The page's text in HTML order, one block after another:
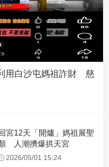
用白沙屯媽祖詐財 慈
宮12天「開爐」媽祖展聖
人潮擠爆拱天宮
2026/05/01 15:24